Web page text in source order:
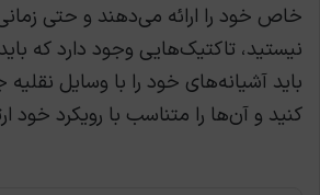
خاص خود را ارائه می‌دهند و حتی زمانی
نیستید، تاکتیک‌هایی وجود دارد که باید
باید آشیانه‌های خود را با وسایل
کنید و آن‌ها را متناسب با رویکرد خود